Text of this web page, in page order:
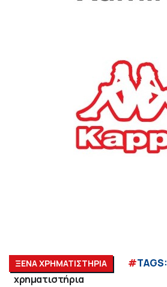
ΞΕΝΑ ΧΡΗΜΑΤΙΣΤΗΡΙΑ #TAGS:
χρηματιστήρια